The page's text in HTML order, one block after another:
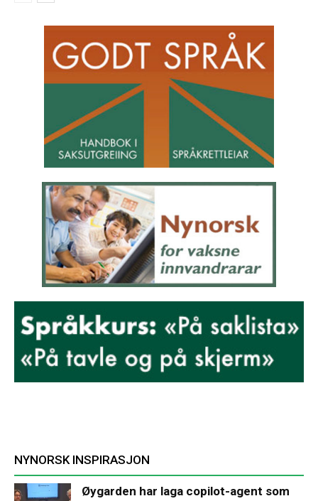
NYNORSK INSPIRASJON
Øygarden har laga copilot-agent som